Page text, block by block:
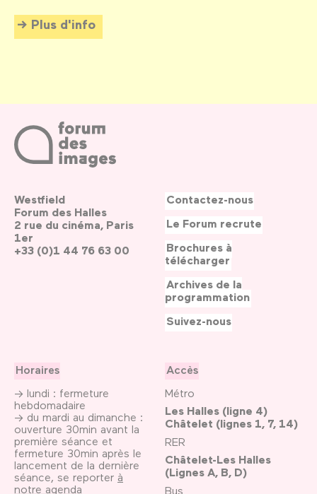
Plus d'info
Westfield
Forum des Halles
2 rue du cinéma, Paris
1er
+33 (0)1 44 76 63 00
Horaires
→ lundi : fermeture
hebdomadaire
→ du mardi au dimanche :
ouverture 30min avant la
première séance et
fermeture 30min après le
lancement de la dernière
séance, se reporter à
notre agenda
Accès
Métro
Les Halles (ligne 4)
Châtelet (lignes 1, 7, 14)
RER
Châtelet-Les Halles
(Lignes A, B, D)
Bus
Contactez-nous
Le Forum recrute
Brochures à
télécharger
Archives de la
programmation
Suivez-nous